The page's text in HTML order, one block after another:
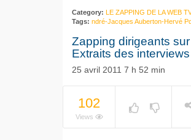
Category: LE ZAPPING DE LA WEB
Tags: ndré-Jacques Auberton-Hervé
Zapping dirigeants
Extraits des
25 avril 2011 7 h 52 min
102
Views